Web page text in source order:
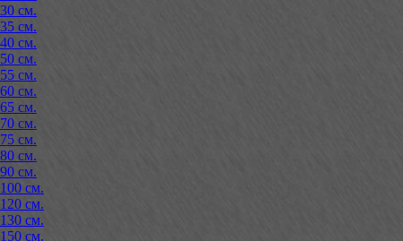
30 см.
35 см.
40 см.
50 см.
55 см.
60 см.
65 см.
70 см.
75 см.
80 см.
90 см.
100 см.
120 см.
130 см.
150 см.